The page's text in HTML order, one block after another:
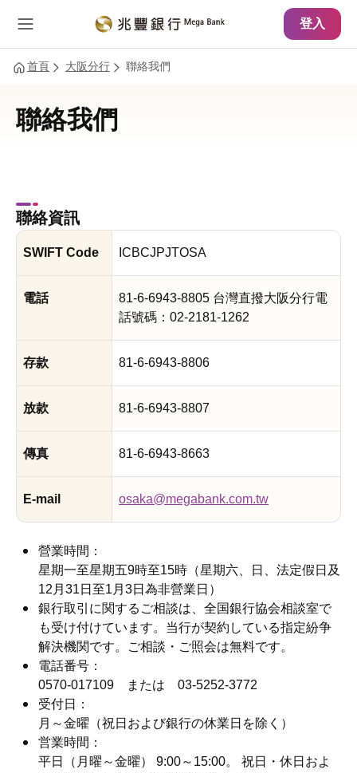
登入
首頁 大阪分行 聯絡我們
聯絡我們
聯絡資訊
SWIFT Code ICBCJPJTOSA
電話
81-6-6943-8805 台灣直撥大阪分行電
話號碼：02-2181-1262
存款 81-6-6943-8806
放款 81-6-6943-8807
傳真 81-6-6943-8663
E-mail osaka@megabank.com.tw
營業時間：
星期一至星期五9時至15時（星期六、日、法定假日及
12月31日至1月3日為非營業日）
銀行取引に関するご相談は、全国銀行協会相談室で
も受け付けています。当行が契約している指定紛争
解決機関です。ご相談・ご照会は無料です。
電話番号：
0570-017109 または 03-5252-3772
受付日：
月～金曜（祝日および銀行の休業日を除く）
営業時間：
平日（月曜～金曜） 9:00～15:00。 祝日・休日およ